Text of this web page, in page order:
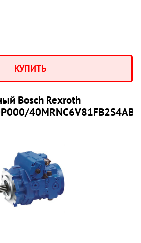
КУПИТЬ
Bosch Rexroth